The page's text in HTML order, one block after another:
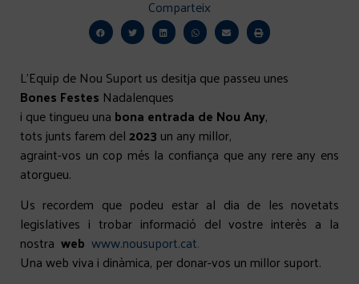
Comparteix
L’Equip de Nou Suport us desitja que passeu unes
Bones Festes Nadalenques
i que tingueu una bona entrada de Nou Any,
tots junts farem del2023 un any millor,
agraint-vos un cop més la confiança que any rere any ens
atorgueu.
Us recordem que podeu estar al dia de les novetats
legislatives i trobar informació del vostre interès a la
nostra web www.nousuport.cat.
Una web viva i dinàmica, per donar-vos un millor suport.